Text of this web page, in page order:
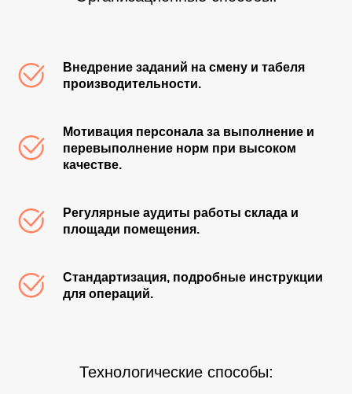
Внедрение заданий на смену и табеля
производительности.
Мотивация персонала за выполнение и
перевыполнение норм при высоком
качестве.
Регулярные аудиты работы склада и
площади помещения.
Стандартизация, подробные инструкции
для операций.
Технологические способы: